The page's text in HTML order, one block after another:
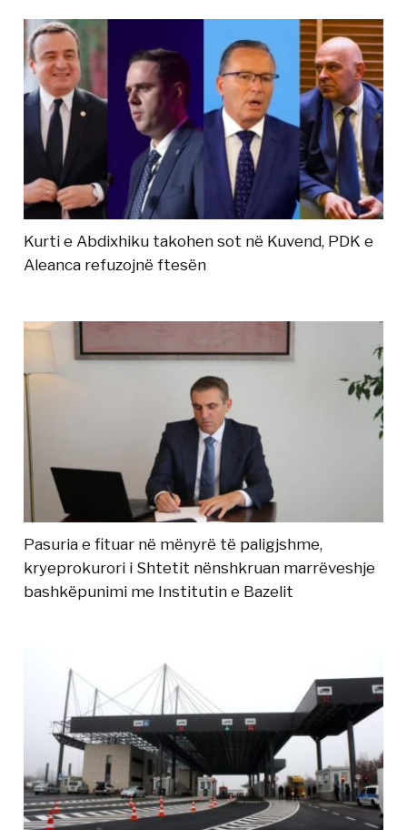
Kurti e Abdixhiku takohen sot në Kuvend, PDK e
Aleanca refuzojnë ftesën
Pasuria e fituar në mënyrë të paligjshme,
kryeprokurori i Shtetit nënshkruan marrëveshje
bashkëpunimi me Institutin e Bazelit